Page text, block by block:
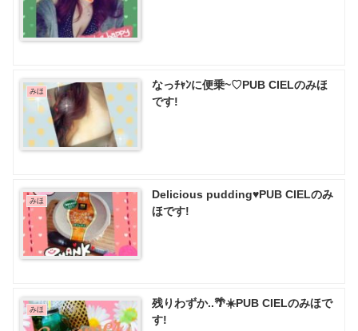
みほ
なっﾁｬﾝに便乗~♡PUB CIELのみほ
です!
みほ
Delicious pudding♥️PUB CIELのみ
ほです!
みほ
残りわずか..🌴☀️PUB CIELのみほで
す!